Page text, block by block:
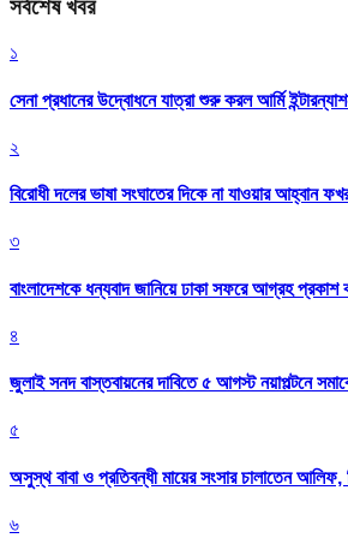
সর্বশেষ খবর
১
সেনা প্রধানের উদ্বোধনে যাত্রা শুরু করল আর্মি
২
বিরোধী দলের ভাষা সংঘাতের দিকে না যাওয়ার আহ্বান
৩
বাংলাদেশকে ধন্যবাদ জানিয়ে ঢাকা সফরে আগ্রহ
৪
জুলাই সনদ বাস্তবায়নের দাবিতে ৫ আগস্ট নয়াপল্টনে
৫
অসুস্থ বাবা ও প্রতিবন্ধী মায়ের সংসার চালাতেন আলিফ,
৬